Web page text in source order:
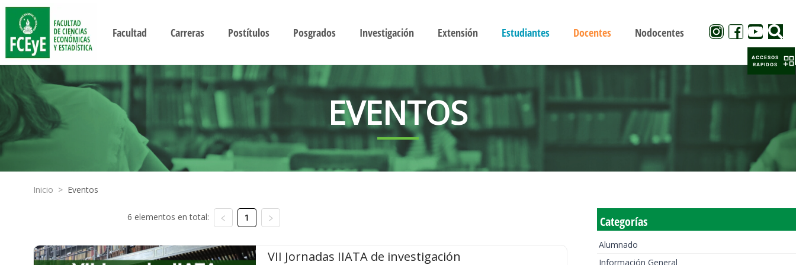
Facultad Carreras Postítulos Posgrados Investigación Extensión Estudiantes Docentes Nodocentes
EVENTOS
Inicio > Eventos
6 elementos en total: 1
VII Jornadas IIATA de investigación
Categorías
Alumnado
Información General
ACCESOS
RAPIDOS